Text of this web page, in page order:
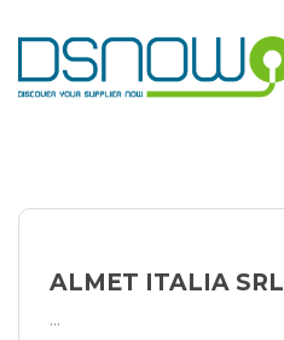
to
content
ALMET ITALIA SRL
...